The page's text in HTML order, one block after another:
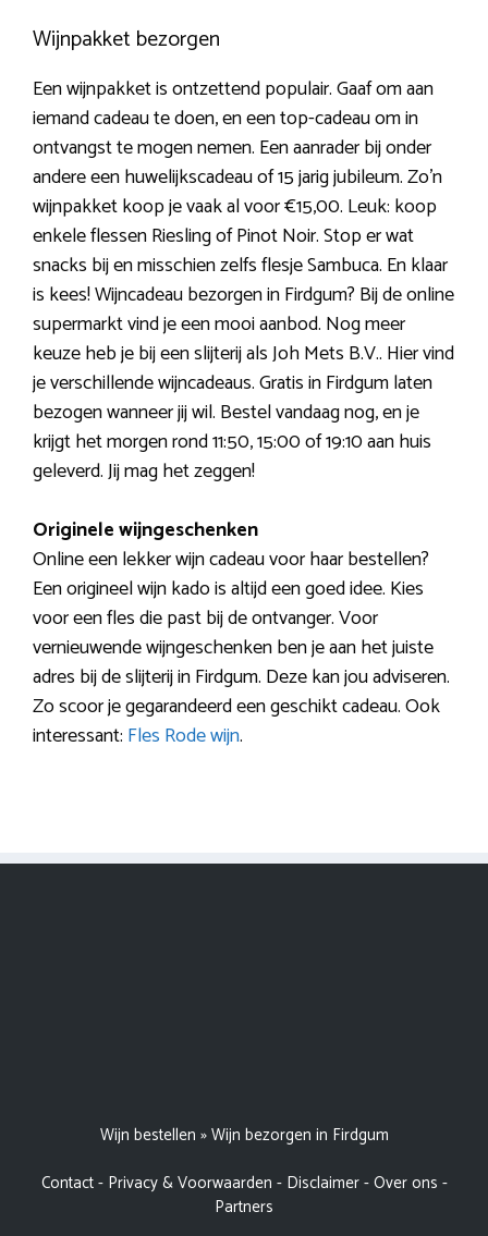
Wijnpakket bezorgen
Een wijnpakket is ontzettend populair. Gaaf om aan
iemand cadeau te doen, en een top-cadeau om in
ontvangst te mogen nemen. Een aanrader bij onder
andere een huwelijkscadeau of 15 jarig jubileum. Zo’n
wijnpakket koop je vaak al voor €15,00. Leuk: koop
enkele flessen Riesling of Pinot Noir. Stop er wat
snacks bij en misschien zelfs flesje Sambuca. En klaar
is kees! Wijncadeau bezorgen in Firdgum? Bij de online
supermarkt vind je een mooi aanbod. Nog meer
keuze heb je bij een slijterij als Joh Mets B.V.. Hier vind
je verschillende wijncadeaus. Gratis in Firdgum laten
bezogen wanneer jij wil. Bestel vandaag nog, en je
krijgt het morgen rond 11:50, 15:00 of 19:10 aan huis
geleverd. Jij mag het zeggen!
Originele wijngeschenken
Online een lekker wijn cadeau voor haar bestellen?
Een origineel wijn kado is altijd een goed idee. Kies
voor een fles die past bij de ontvanger. Voor
vernieuwende wijngeschenken ben je aan het juiste
adres bij de slijterij in Firdgum. Deze kan jou adviseren.
Zo scoor je gegarandeerd een geschikt cadeau. Ook
interessant: Fles Rode wijn.
Wijn bestellen »Wijn bezorgen in Firdgum
Contact- Privacy & Voorwaarden - Disclaimer-Over ons -
Partners